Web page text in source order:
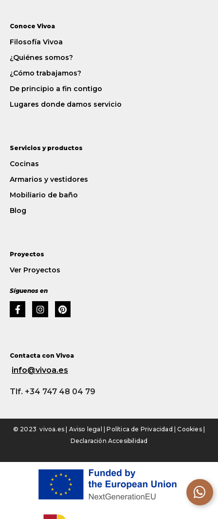
Conoce Vivoa
Filosofía Vivoa
¿Quiénes somos?
¿Cómo trabajamos?
De principio a fin contigo
Lugares donde damos servicio
Servicios y productos
Cocinas
Armarios y vestidores
Mobiliario de baño
Blog
Proyectos
Ver Proyectos
Síguenos en
Contacta con Vivoa
info@vivoa.es
Tlf. +34 747 48 04 79
© 2023 vivoa.es | Aviso legal |Política de Privacidad |Cookies|
Declaración Accesibilidad